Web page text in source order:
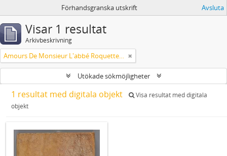
Förhandsgranska utskrift Avsluta
Visar 1 resultat
Arkivbeskrivning
Amours De Monsieur L'abbé Roquette avec Mademoiselle de Montauzier par Monsieur L'abbé Le Camus 1667
Utökade sökmöjligheter
1 resultat med digitala objekt
Visa resultat med digitala
objekt